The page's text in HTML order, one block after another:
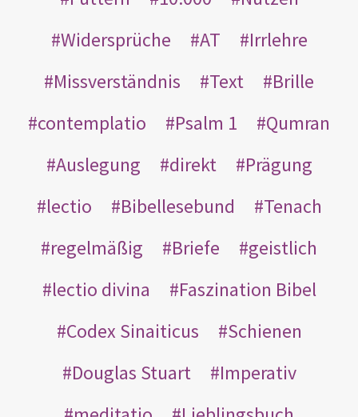
Widersprüche
AT
Irrlehre
Missverständnis
Text
Brille
contemplatio
Psalm 1
Qumran
Auslegung
direkt
Prägung
lectio
Bibellesebund
Tenach
regelmäßig
Briefe
geistlich
lectio divina
Faszination Bibel
Codex Sinaiticus
Schienen
Douglas Stuart
Imperativ